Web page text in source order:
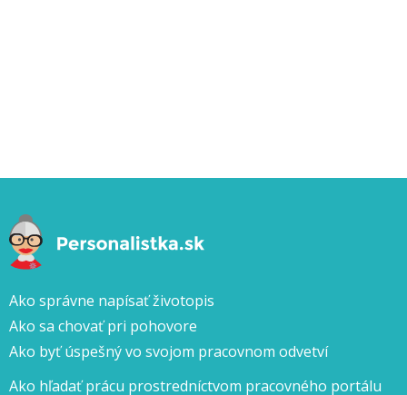
Ako správne napísať životopis
Ako sa chovať pri pohovore
Ako byť úspešný vo svojom pracovnom odvetví
Ako hľadať prácu prostredníctvom pracovného portálu